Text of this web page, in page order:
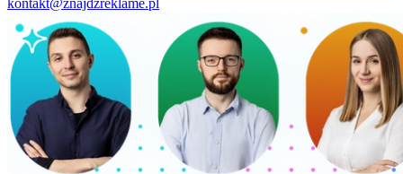
kontakt@znajdzreklame.pl